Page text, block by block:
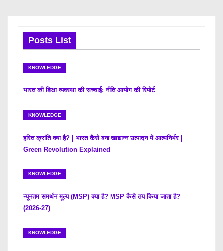
Posts List
KNOWLEDGE
भारत की शिक्षा व्यवस्था की सच्चाई: नीति आयोग की रिपोर्ट
KNOWLEDGE
हरित क्रांति क्या है? | भारत कैसे बना खाद्यान्न उत्पादन में आत्मनिर्भर |
Green Revolution Explained
KNOWLEDGE
न्यूनतम समर्थन मूल्य (MSP) क्या है? MSP कैसे तय किया जाता है?
(2026-27)
KNOWLEDGE